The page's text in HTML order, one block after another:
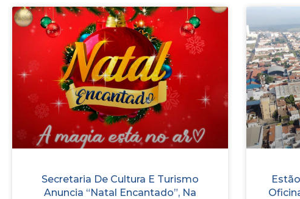
Secretaria De Cultura E Turismo
Anuncia “Natal Encantado”, Na